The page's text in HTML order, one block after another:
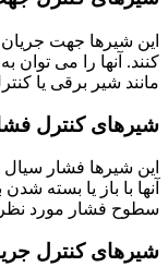
این شیرها جهت
کنند. آنها را می
مانند شیر برقی یا
شیرهای کنترل
این شیرها فشار
آنها با باز یا بسته
سطوح فشار مورد
شیرهای کنترل